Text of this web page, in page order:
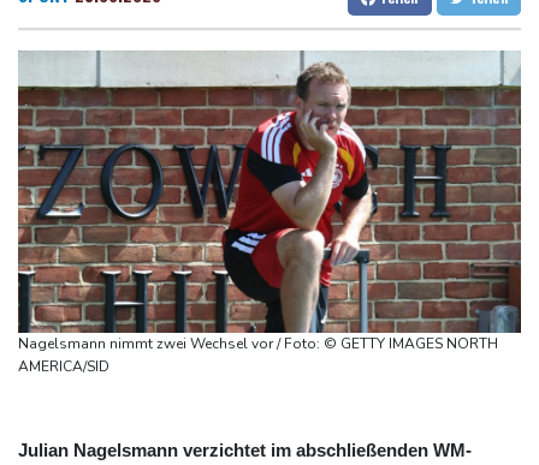
Dresden
25 °C Wien
30 °C
Salzburg
25 °C
Baden-Baden
27 °C
US-Berufungsgericht bestätigt Aussetzung von Trumps
umstrittenen Ballsaal-Plänen
Nach Andrang auf Ceuta: Spanien und Italien streiten über
Grenzkontrollen
Niewiadoma fährt am Mont Ventoux ins Gelbe Trikot
Trumps umstrittener Justizminister Blanche kurz vor der
Bestätigung im Senat
Peru und Mexiko nehmen diplomatische Beziehungen wieder auf
"Steile Lernkurve": Kretschmann lobt Amtsführung von Merz
US-Unternehmen bauen im Juli Arbeitsplätze ab
Nagelsmann nimmt zwei Wechsel vor / Foto: © GETTY IMAGES NORTH
AMERICA/SID
Julian Nagelsmann verzichtet im abschließenden WM-